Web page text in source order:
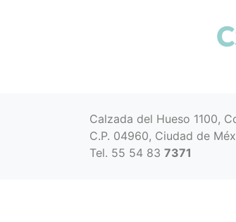
Calzada del Hueso 1100,
C.P. 04960, Ciudad de
Tel. 55 54 83 7371